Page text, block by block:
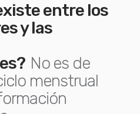
entre los
y las
No es de
menstrual